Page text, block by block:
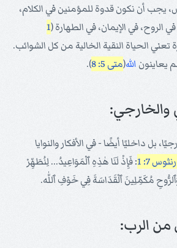
يجب أن نكون قدوة للمؤمنين في الكلام،
الروح، في الإيمان، في الطهارة (1
تعني الحياة النقية الخالية من كل الشوائب.
يعاينون الله(متى 5: 8 ).
والخارجي:
بل داخليًا أيضًا - في الأفكار والنوايا
: فَإِذْ لَنَا هٰذِهِ ٱلْمَوَاعِيدُ... لِنُطَهِّرْ
مُكَمِّلِينَ ٱلْقَدَاسَةَ فِي خَوْفِ ٱللّٰه.
الرب: